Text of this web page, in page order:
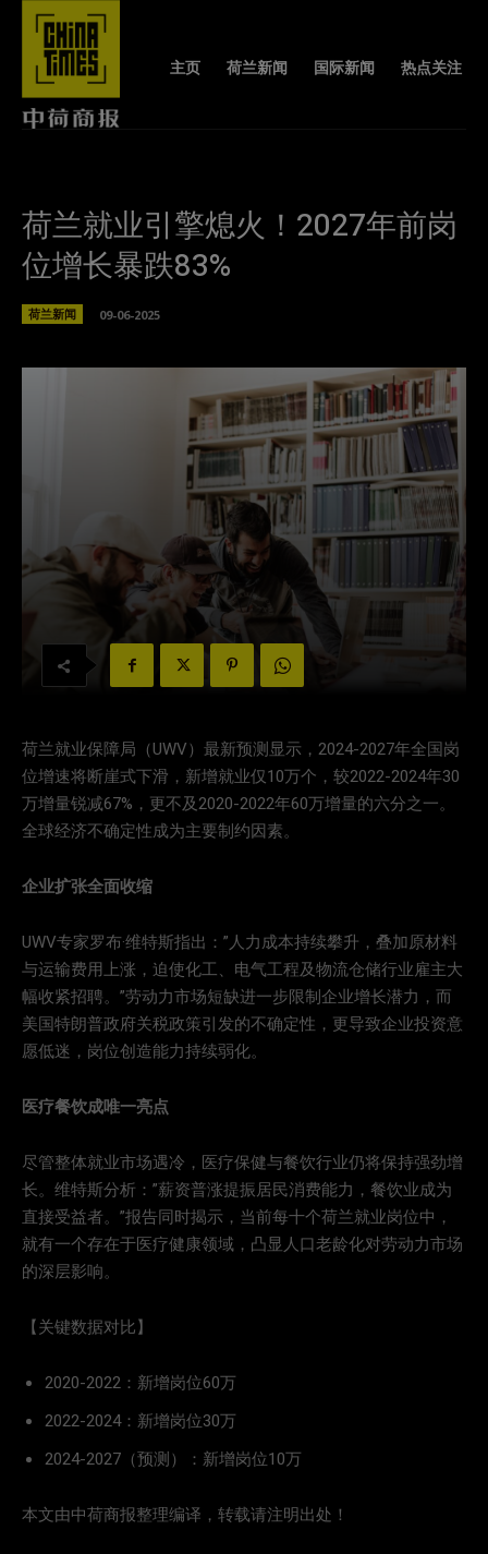
主页 荷兰新闻 国际新闻 热点关注
荷兰就业引擎熄火！2027年前岗
位增长暴跌83%
荷兰新闻 09-06-2025
荷兰就业保障局（UWV）最新预测显示，2024-2027年全国岗
位增速将断崖式下滑，新增就业仅10万个，较2022-2024年30
万增量锐减67%，更不及2020-2022年60万增量的六分之一。
全球经济不确定性成为主要制约因素。
企业扩张全面收缩
UWV专家罗布·维特斯指出：”人力成本持续攀升，叠加原材料
与运输费用上涨，迫使化工、电气工程及物流仓储行业雇主大
幅收紧招聘。”劳动力市场短缺进一步限制企业增长潜力，而
美国特朗普政府关税政策引发的不确定性，更导致企业投资意
愿低迷，岗位创造能力持续弱化。
医疗餐饮成唯一亮点
尽管整体就业市场遇冷，医疗保健与餐饮行业仍将保持强劲增
长。维特斯分析：”薪资普涨提振居民消费能力，餐饮业成为
直接受益者。”报告同时揭示，当前每十个荷兰就业岗位中，
就有一个存在于医疗健康领域，凸显人口老龄化对劳动力市场
的深层影响。
【关键数据对比】
2020-2022：新增岗位60万
2022-2024：新增岗位30万
2024-2027（预测）：新增岗位10万
本文由中荷商报整理编译，转载请注明出处！